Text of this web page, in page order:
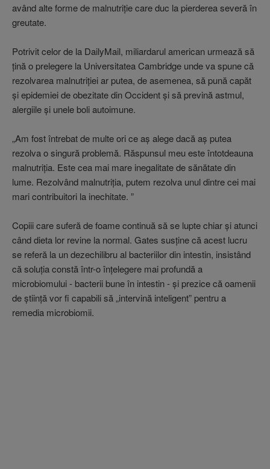
având alte forme de malnutriţie care duc la pierderea severă în
greutate.
Potrivit celor de la DailyMail, miliardarul american urmează să
ţină o prelegere la Universitatea Cambridge unde va spune că
rezolvarea malnutriţiei ar putea, de asemenea, să pună capăt
şi epidemiei de obezitate din Occident şi să prevină astmul,
alergiile şi unele boli autoimune.
„Am fost întrebat de multe ori ce aş alege dacă aş putea
rezolva o singură problemă. Răspunsul meu este întotdeauna
malnutriţia. Este cea mai mare inegalitate de sănătate din
lume. Rezolvând malnutriţia, putem rezolva unul dintre cei mai
mari contribuitori la inechitate. ”
Copiii care suferă de foame continuă să se lupte chiar şi atunci
când dieta lor revine la normal. Gates susţine că acest lucru
se referă la un dezechilibru al bacteriilor din intestin, insistând
că soluţia constă într-o înţelegere mai profundă a
microbiomului - bacterii bune în intestin - şi prezice că oamenii
de ştiinţă vor fi capabili să „intervină inteligent” pentru a
remedia microbiomii.